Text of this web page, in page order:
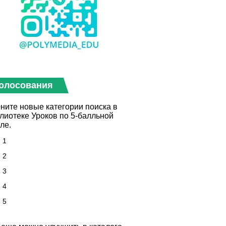
новые категории поиска в
Уроков по 5-балльной
1
2
3
4
5